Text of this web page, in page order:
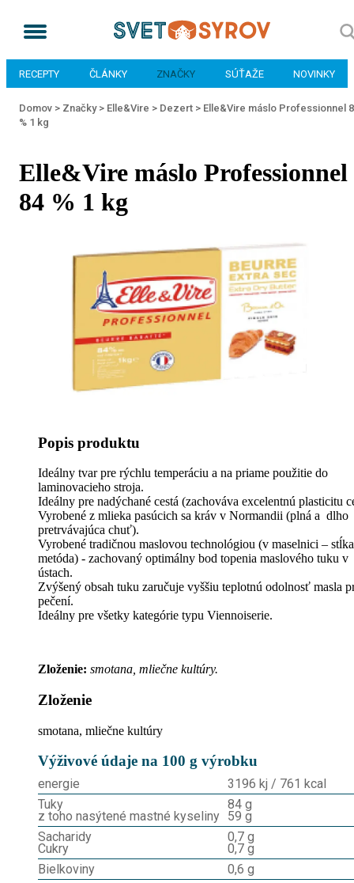
RECEPTY ČLÁNKY ZNAČKY SÚŤAŽE NOVINKY
Domov > Značky > Elle&Vire > Dezert > Elle&Vire máslo Professionnel
% 1 kg
Elle&Vire máslo Professionnel
84 % 1 kg
Popis produktu
Ideálny tvar pre rýchlu temperáciu a na priame použitie do
laminovacieho stroja.
Ideálny pre nadýchané cestá (zachováva excelentnú plasticitu
Vyrobené z mlieka pasúcich sa kráv v Normandii (plná a dlho
pretrvávajúca chuť).
Vyrobené tradičnou maslovou technológiou (v maselnici –
metóda) - zachovaný optimálny bod topenia maslového tuku v
ústach.
Zvýšený obsah tuku zaručuje vyššiu teplotnú odolnosť masla
pečení.
Ideálny pre všetky kategórie typu Viennoiserie.
Zloženie: smotana, mliečne kultúry.
Zloženie
smotana, mliečne kultúry
Výživové údaje na 100 g výrobku
energie
3196 kj / 761 kcal
Tuky
84 g
z toho nasýtené mastné kyseliny 59 g
Sacharidy
0,7 g
Cukry
0,7 g
Bielkoviny
0,6 g